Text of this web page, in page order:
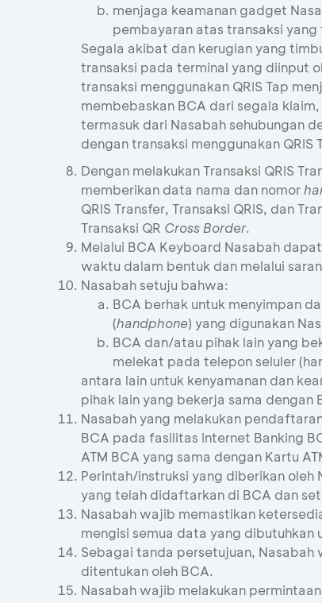
menjaga keamanan gadget
pembayaran atas transaksi
Segala akibat dan kerugian yang
transaksi pada terminal yang diinput
transaksi menggunakan QRIS Tap
membebaskan BCA dari segala
termasuk dari Nasabah sehubungan
dengan transaksi menggunakan
Dengan melakukan Transaksi QRIS
memberikan data nama dan nomor
QRIS Transfer, Transaksi QRIS, dan
Transaksi QR Cross Border.
Melalui BCA Keyboard Nasabah
waktu dalam bentuk dan melalui
Nasabah setuju bahwa:
BCA berhak untuk menyimpan
(handphone) yang digunakan
BCA dan/atau pihak lain yang
melekat pada telepon seluler
antara lain untuk kenyamanan dan
pihak lain yang bekerja sama dengan
Nasabah yang melakukan
BCA pada fasilitas Internet Banking
ATM BCA yang sama dengan Kartu
Perintah/instruksi yang diberikan
yang telah didaftarkan di BCA dan
Nasabah wajib memastikan
mengisi semua data yang
Sebagai tanda persetujuan, Nasabah
ditentukan oleh BCA.
Nasabah wajib melakukan